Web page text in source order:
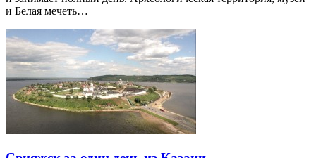
и Белая мечеть…